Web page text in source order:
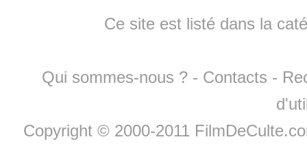
Ce site est listé dans la
Qui sommes-nous ? - Contacts -
Copyright © 2000-2011